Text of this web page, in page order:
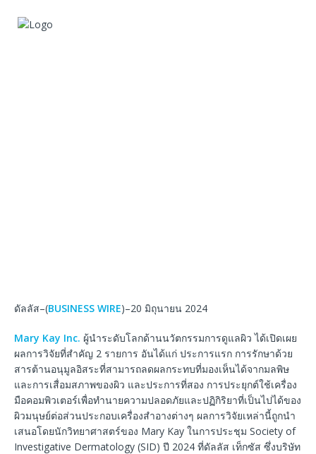
ดัลลัส–(BUSINESS WIRE)–20 มิถุนายน 2024
Mary Kay Inc. ผู้นำระดับโลกด้านนวัตกรรมการดูแลผิว ได้เปิดเผย
ผลการวิจัยที่สำคัญ 2 รายการ อันได้แก่ ประการแรก การรักษาด้วย
สารต้านอนุมูลอิสระที่สามารถลดผลกระทบที่มองเห็นได้จากมลพิษ
และการเสื่อมสภาพของผิว และประการที่สอง การประยุกต์ใช้เครื่อง
มือคอมพิวเตอร์เพื่อทำนายความปลอดภัยและปฏิกิริยาที่เป็นไปได้ของ
ผิวมนุษย์ต่อส่วนประกอบเครื่องสำอางต่างๆ ผลการวิจัยเหล่านี้ถูกนำ
เสนอโดยนักวิทยาศาสตร์ของ Mary Kay ในการประชุม Society of
Investigative Dermatology (SID) ปี 2024 ที่ดัลลัส เท็กซัส ซึ่งบริษัท